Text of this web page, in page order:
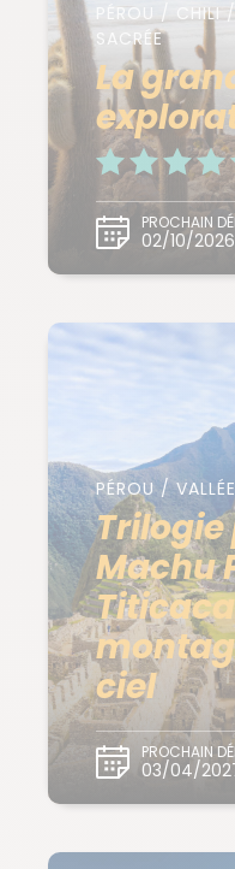
PÉROU / CHILI
SACRÉE
La
PROCHAIN
02/10/2026
PÉROU /
Machu
ciel
PROCHAIN
03/04/